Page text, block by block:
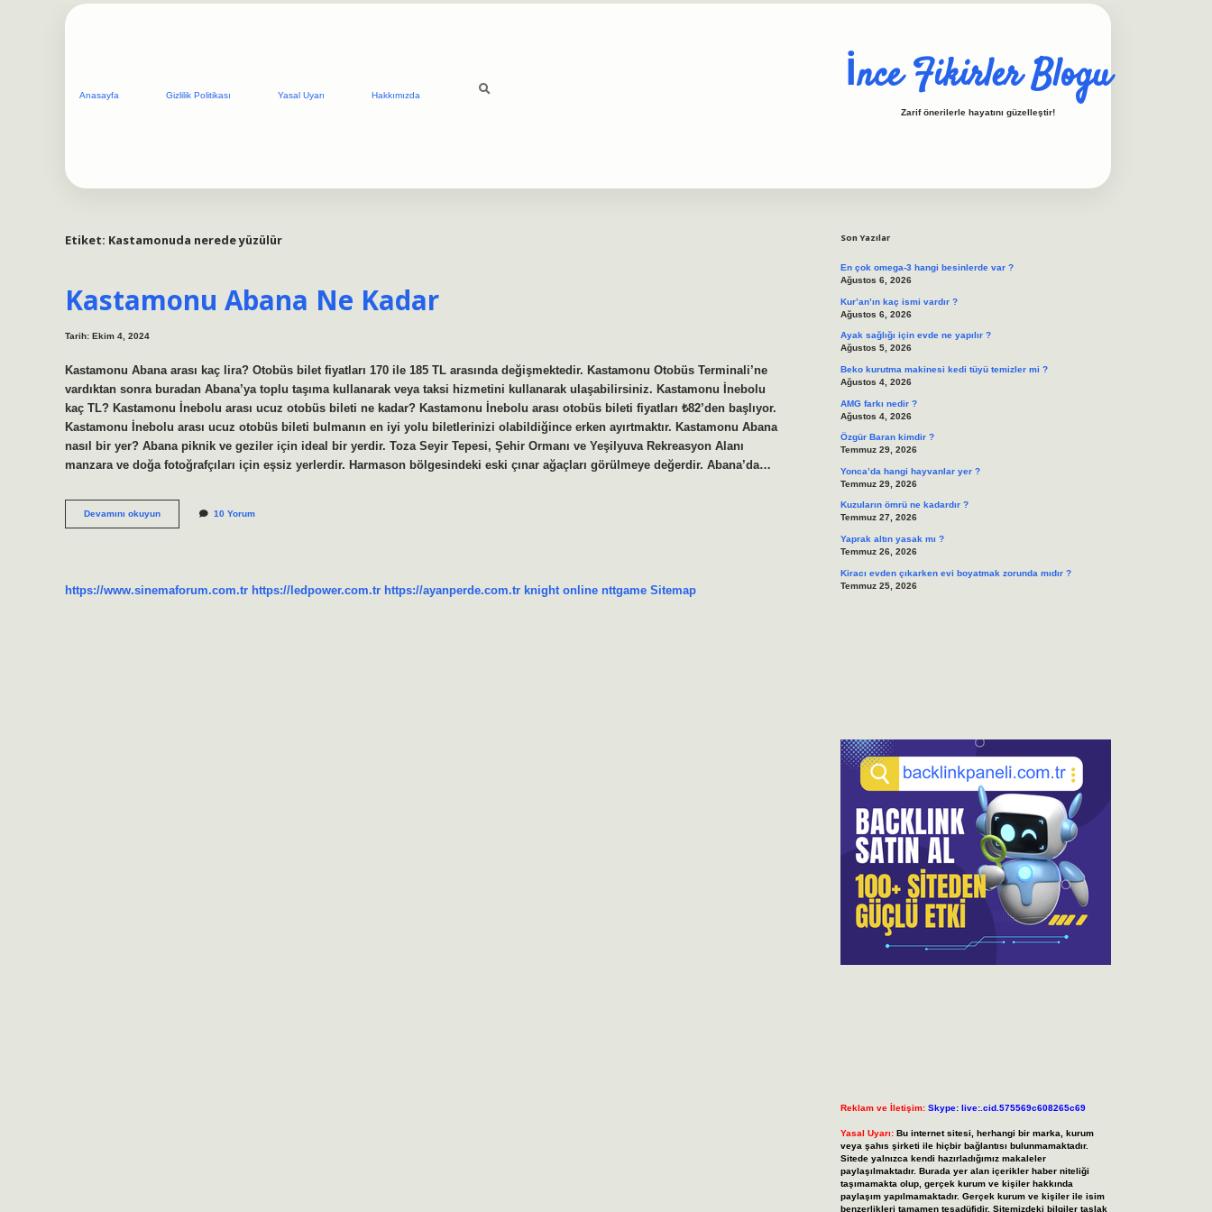
Anasayfa Gizlilik Politikası Yasal Uyarı Hakkımızda İnce Fikirler Blogu
Zarif önerilerle hayatını güzelleştir!
Etiket: Kastamonuda nerede yüzülür
Kastamonu Abana Ne Kadar
Tarih: Ekim 4, 2024
Kastamonu Abana arası kaç lira? Otobüs bilet fiyatları 170 ile 185 TL arasında değişmektedir. Kastamonu Otobüs Terminali’ne
vardıktan sonra buradan Abana’ya toplu taşıma kullanarak veya taksi hizmetini kullanarak ulaşabilirsiniz. Kastamonu İnebolu
kaç TL? Kastamonu İnebolu arası ucuz otobüs bileti ne kadar? Kastamonu İnebolu arası otobüs bileti fiyatları ₺82’den başlıyor.
Kastamonu İnebolu arası ucuz otobüs bileti bulmanın en iyi yolu biletlerinizi olabildiğince erken ayırtmaktır. Kastamonu Abana
nasıl bir yer? Abana piknik ve geziler için ideal bir yerdir. Toza Seyir Tepesi, Şehir Ormanı ve Yeşilyuva Rekreasyon Alanı
manzara ve doğa fotoğrafçıları için eşsiz yerlerdir. Harmason bölgesindeki eski çınar ağaçları görülmeye değerdir. Abana’da…
Devamını okuyunKastamonu
Abana
10 Yorum
https://www.sinemaforum.com.tr https://ledpower.com.tr https://ayanperde.com.tr knight online nttgame Sitemap
Son Yazılar
En çok omega-3 hangi besinlerde var ?
Ağustos 6, 2026
Kur’an’ın kaç ismi vardır ?
Ağustos 6, 2026
Ayak sağlığı için evde ne yapılır ?
Ağustos 5, 2026
Beko kurutma makinesi kedi tüyü temizler mi ?
Ağustos 4, 2026
AMG farkı nedir ?
Ağustos 4, 2026
Özgür Baran kimdir ?
Temmuz 29, 2026
Yonca’da hangi hayvanlar yer ?
Temmuz 29, 2026
Kuzuların ömrü ne kadardır ?
Temmuz 27, 2026
Yaprak altın yasak mı ?
Temmuz 26, 2026
Kiracı evden çıkarken evi boyatmak zorunda mıdır ?
Temmuz 25, 2026
Reklam ve İletişim: Skype: live:.cid.575569c608265c69
Yasal Uyarı: Bu internet sitesi, herhangi bir marka, kurum
veya şahıs şirketi ile hiçbir bağlantısı bulunmamaktadır.
Sitede yalnızca kendi hazırladığımız makaleler
paylaşılmaktadır. Burada yer alan içerikler haber niteliği
taşımamakta olup, gerçek kurum ve kişiler hakkında
paylaşım yapılmamaktadır. Gerçek kurum ve kişiler ile isim
benzerlikleri tamamen tesadüfidir. Sitemizdeki bilgiler taslak